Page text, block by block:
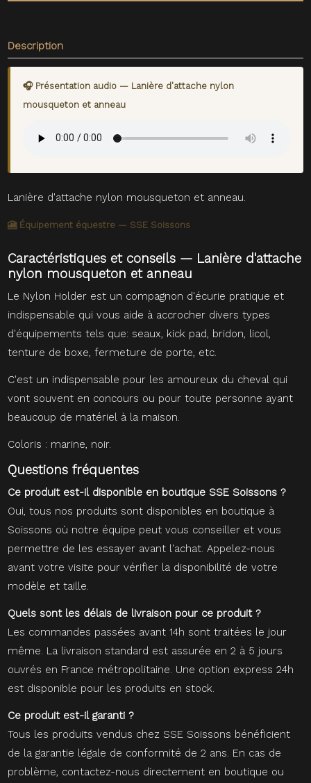
Description
🎧 Présentation audio — Lanière d'attache nylon
mousqueton et anneau
Lanière d'attache nylon mousqueton et anneau.
🎦 Équipement équestre — SSE Soissons
Caractéristiques et conseils — Lanière d'attache
nylon mousqueton et anneau
Le Nylon Holder est un compagnon d'écurie pratique et
indispensable qui vous aide à accrocher divers types
d'équipements tels que: seaux, kick pad, bridon, licol,
tenture de boxe, fermeture de porte, etc.
C'est un indispensable pour les amoureux du cheval qui
vont souvent en concours ou pour toute personne ayant
beaucoup de matériel à la maison.
Coloris : marine, noir.
Questions fréquentes
Ce produit est-il disponible en boutique SSE Soissons ?
Oui, tous nos produits sont disponibles en boutique à
Soissons où notre équipe peut vous conseiller et vous
permettre de les essayer avant l'achat. Appelez-nous
avant votre visite pour vérifier la disponibilité de votre
modèle et taille.
Quels sont les délais de livraison pour ce produit ?
Les commandes passées avant 14h sont traitées le jour
même. La livraison standard est assurée en 2 à 5 jours
ouvrés en France métropolitaine. Une option express 24h
est disponible pour les produits en stock.
Ce produit est-il garanti ?
Tous les produits vendus chez SSE Soissons bénéficient
de la garantie légale de conformité de 2 ans. En cas de
problème, contactez-nous directement en boutique ou